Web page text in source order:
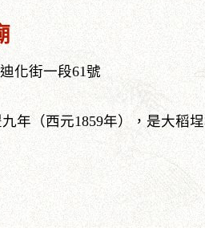
化街一段61號
年（西元1859年），是大稻